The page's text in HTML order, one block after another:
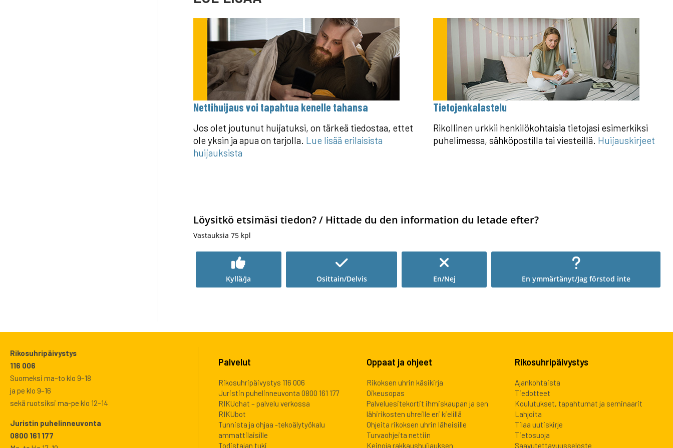
Nettihuijaus voi tapahtua kenelle tahansa
Jos olet joutunut huijatuksi, on tärkeä tiedostaa, ettet
ole yksin ja apua on tarjolla. Lue lisää erilaisista
huijauksista
Tietojenkalastelu
Rikollinen urkkii henkilökohtaisia tietojasi esimerkiksi
puhelimessa, sähköpostilla tai viesteillä. Huijauskirjeet
Löysitkö etsimäsi tiedon? / Hittade du den information du letade efter?
Vastauksia 75 kpl
Kyllä/Ja Osittain/Delvis En/Nej En ymmärtänyt/Jag förstod inte
Rikosuhripäivystys
116 006
Suomeksi ma–to klo 9–18
ja pe klo 9–16
sekä ruotsiksi ma-pe klo 12–14
Juristin puhelinneuvonta
0800 161 177
Palvelut
Rikosuhripäivystys 116 006
Juristin puhelinneuvonta 0800 161 177
RIKUchat – palvelu verkossa
RIKUbot
Tunnista ja ohjaa -tekoälytyökalu
ammattilaisille
Todistajan tuki
Oppaat ja ohjeet
Rikoksen uhrin käsikirja
Oikeusopas
Palveluesitekortit ihmiskaupan ja sen
lähirikosten uhreille eri kielillä
Ohjeita rikoksen uhrin läheisille
Turvaohjeita nettiin
Keinoja rakkaushuijauksen
Rikosuhripäivystys
Ajankohtaista
Tiedotteet
Koulutukset, tapahtumat ja seminaarit
Lahjoita
Tilaa uutiskirje
Tietosuoja
Saavutettavuusseloste